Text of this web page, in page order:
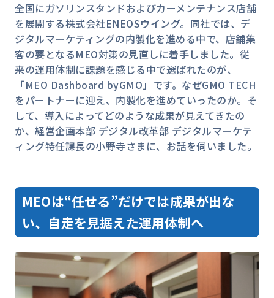
全国にガソリンスタンドおよびカーメンテナンス店舗
を展開する株式会社ENEOSウイング。同社では、デ
ジタルマーケティングの内製化を進める中で、店舗集
客の要となるMEO対策の見直しに着手しました。従
来の運用体制に課題を感じる中で選ばれたのが、
「MEO Dashboard byGMO」です。なぜGMO TECH
をパートナーに迎え、内製化を進めていったのか。そ
して、導入によってどのような成果が見えてきたの
か、経営企画本部 デジタル改革部 デジタルマーケテ
MEOは“任せる”だけでは成果が出な
い、自走を見据えた運用体制へ